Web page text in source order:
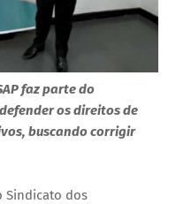
faz parte do
os direitos de
buscando corrigir
Sindicato dos